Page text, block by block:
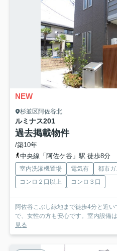
NEW
杉並区阿佐谷北
ルミナス201
過去掲載物件
/築10年
中央線「阿佐ケ谷」駅 徒歩8分
室内洗濯機置場 電気有 都市ガ
コンロ２口以上
コンロ３口
阿佐谷こぶし緑地まで徒歩4分と近
で、女性の方も安心です。室内設備
見る